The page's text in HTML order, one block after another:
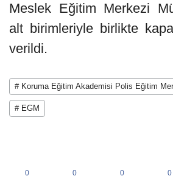
Meslek Eğitim Merkezi
alt birimleriyle birlikte
verildi.
# Koruma Eğitim Akademisi Polis Eğitim
# EGM